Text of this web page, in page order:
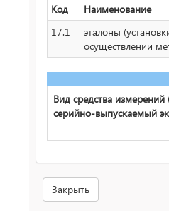
Код
Наименование
17.1
эталоны
осуществлении
Вид средства
серийно-выпускаемый
Закрыть